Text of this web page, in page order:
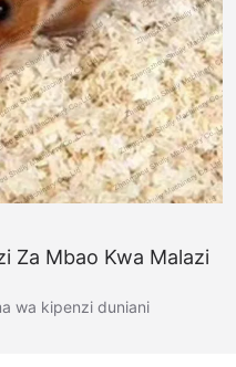
Za Mbao Kwa Malazi
wa kipenzi duniani